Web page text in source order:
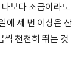
보다 조금이라도
에 세 번 이상은 산
씩 천천히 뛰는 것